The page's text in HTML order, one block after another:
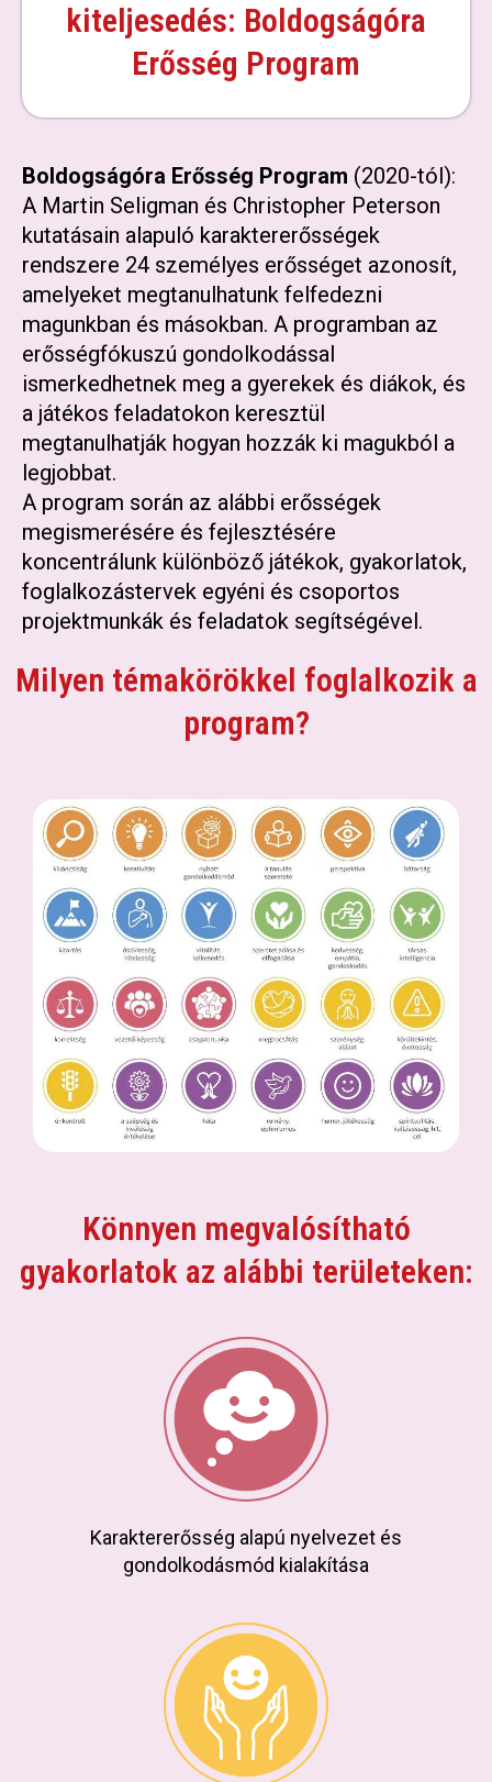
kiteljesedés: Boldogságóra
Erősség Program
Boldogságóra Erősség Program (2020-tól):
A Martin Seligman és Christopher Peterson
kutatásain alapuló karaktererősségek
rendszere 24 személyes erősséget azonosít,
amelyeket megtanulhatunk felfedezni
magunkban és másokban. A programban az
erősségfókuszú gondolkodással
ismerkedhetnek meg a gyerekek és diákok, és
a játékos feladatokon keresztül
megtanulhatják hogyan hozzák ki magukból a
legjobbat.
A program során az alábbi erősségek
megismerésére és fejlesztésére
koncentrálunk különböző játékok, gyakorlatok,
foglalkozástervek egyéni és csoportos
projektmunkák és feladatok segítségével.
Milyen témakörökkel foglalkozik a
program?
Könnyen megvalósítható
gyakorlatok az alábbi területeken:
Karaktererősség alapú nyelvezet és
gondolkodásmód kialakítása